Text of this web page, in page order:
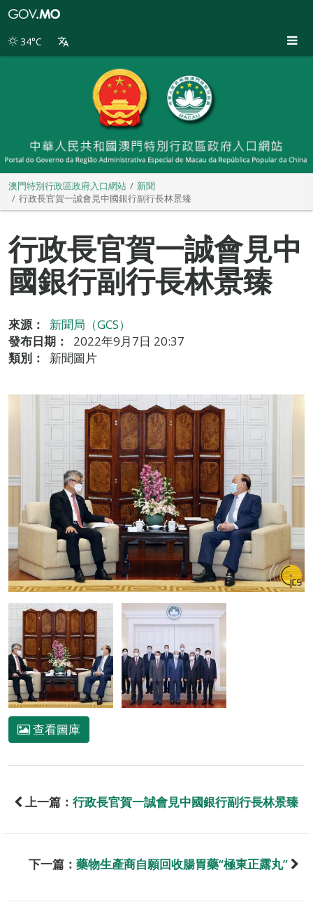
別
34°C
澳門特別行政區政府入口網站
新聞
行政長官賀一誠會見中國銀行副行長林景臻
行政長官賀一誠會見中
國銀行副行長林景臻
來源：
新聞局（GCS）
發布日期：
2022年9月7日 20:37
類別：
新聞圖片
查看圖庫
上一篇： 行政長官賀一誠會見中國銀行副行長林景臻
下一篇： 藥物生產商自願回收腸胃藥“極東正露丸”